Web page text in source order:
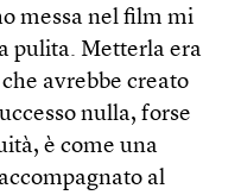
messa nel film mi
pulita. Metterla era
avrebbe creato
nulla, forse
è come una
al